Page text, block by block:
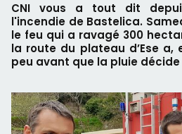
CNI vous a tout dit
l'incendie de Bastelica.
le feu qui a ravagé 300
la route du plateau d’Ese
peu avant que la pluie décide